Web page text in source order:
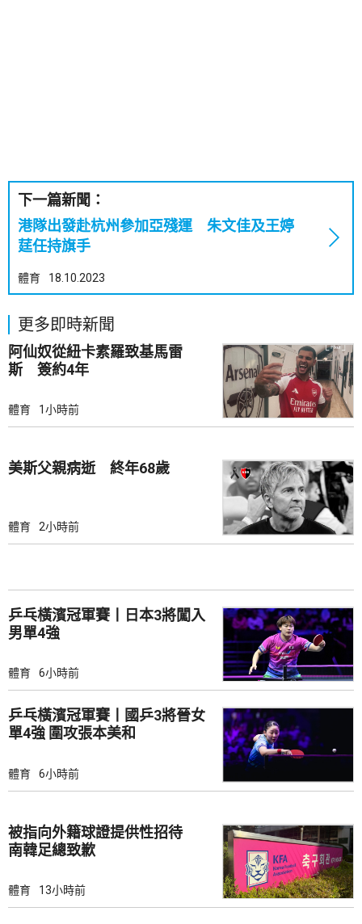
下一篇新聞：
港隊出發赴杭州參加亞殘運 朱文佳及王婷
莛任持旗手
體育 18.10.2023
更多即時新聞
阿仙奴從紐卡素羅致基馬雷
斯 簽約4年
體育 1小時前
美斯父親病逝 終年68歲
體育 2小時前
乒乓橫濱冠軍賽丨日本3將闖入
男單4強
體育 6小時前
乒乓橫濱冠軍賽丨國乒3將晉女
單4強 圍攻張本美和
體育 6小時前
被指向外籍球證提供性招待
南韓足總致歉
體育 13小時前